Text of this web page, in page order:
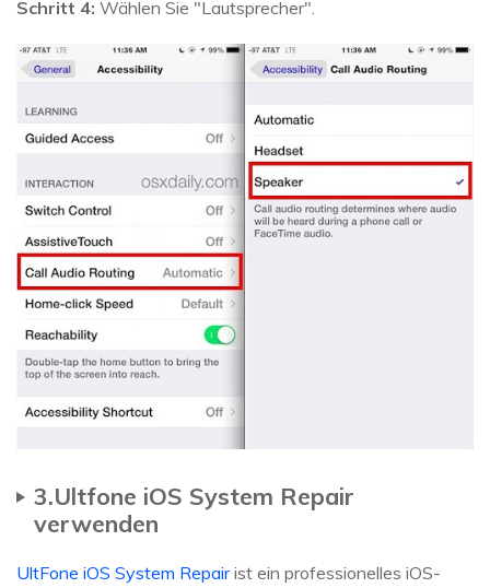
Schritt 4: Wählen Sie "Lautsprecher".
3.Ultfone iOS System Repair
verwenden
UltFone iOS System Repairist ein professionelles iOS-